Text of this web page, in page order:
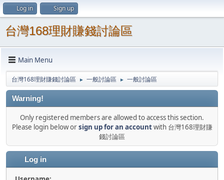
Log in Sign up
台灣168理財賺錢討論區
Main Menu
台灣168理財賺錢討論區 ► 一般討論區 ► 一般討論區
Warning!
Only registered members are allowed to access this section.
Please login below orsign up for an accountwith 台灣168理財賺
錢討論區
Log in